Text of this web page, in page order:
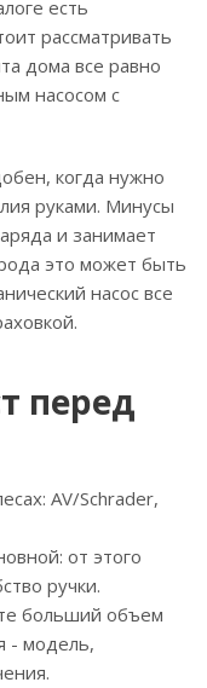
есть
рассматривать
дома все равно
насосом с
когда нужно
руками. Минусы
и занимает
это может быть
насос все
перед
AV/Schrader,
от этого
ручки.
больший объем
- модель,